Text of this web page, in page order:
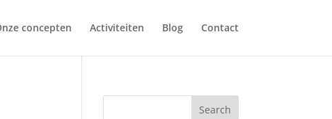
concepten Activiteiten Blog Contact